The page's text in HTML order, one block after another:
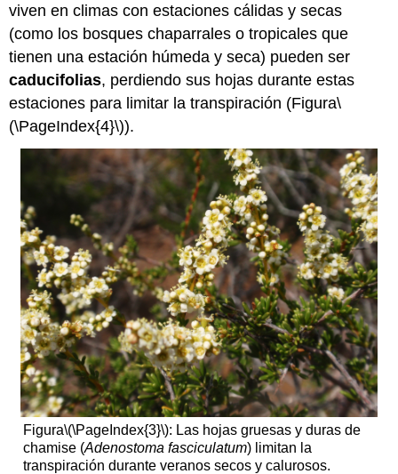
viven en climas con estaciones cálidas y secas
(como los bosques chaparrales o tropicales que
tienen una estación húmeda y seca) pueden ser
caducifolias, perdiendo sus hojas durante estas
estaciones para limitar la transpiración (Figura\
(\PageIndex{4}\)).
Figura\(\PageIndex{3}\): Las hojas gruesas y duras de
chamise (Adenostoma fasciculatum) limitan la
transpiración durante veranos secos y calurosos.